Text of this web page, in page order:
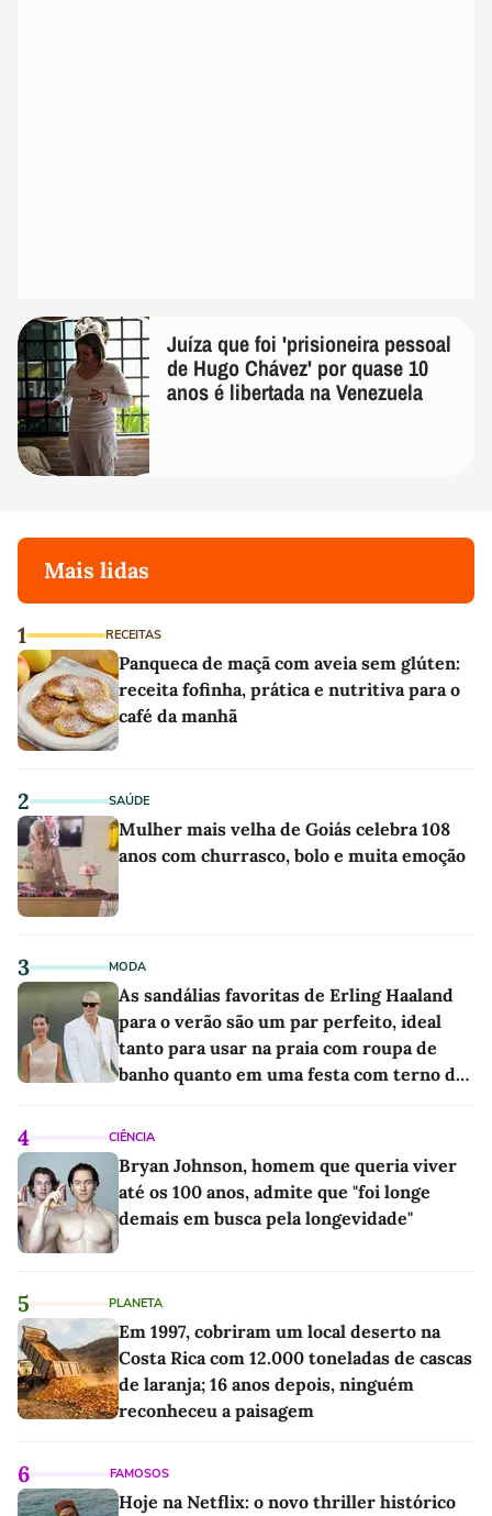
Juíza que foi 'prisioneira pessoal
de Hugo Chávez' por quase 10
anos é libertada na Venezuela
Mais lidas
1 RECEITAS
Panqueca de maçã com aveia sem glúten:
receita fofinha, prática e nutritiva para o
café da manhã
2 SAÚDE
Mulher mais velha de Goiás celebra 108
anos com churrasco, bolo e muita emoção
3 MODA
As sandálias favoritas de Erling Haaland
para o verão são um par perfeito, ideal
tanto para usar na praia com roupa de
banho quanto em uma festa com terno de
4 CIÊNCIA
Bryan Johnson, homem que queria viver
até os 100 anos, admite que "foi longe
demais em busca pela longevidade"
5 PLANETA
Em 1997, cobriram um local deserto na
Costa Rica com 12.000 toneladas de cascas
de laranja; 16 anos depois, ninguém
reconheceu a paisagem
6 FAMOSOS
Hoje na Netflix: o novo thriller histórico